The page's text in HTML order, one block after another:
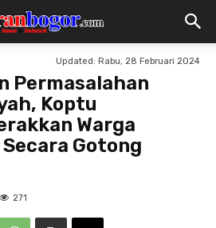
Updated: Rabu, 28 Februari 2024
Permasalahan
Koptu
Warga
Gotong
271